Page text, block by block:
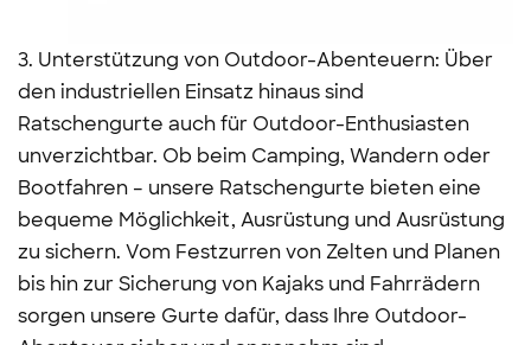
3. Unterstützung von Outdoor-Abenteuern: Über
den industriellen Einsatz hinaus sind
Ratschengurte auch für Outdoor-Enthusiasten
unverzichtbar. Ob beim Camping, Wandern oder
Bootfahren – unsere Ratschengurte bieten eine
bequeme Möglichkeit, Ausrüstung und Ausrüstung
zu sichern. Vom Festzurren von Zelten und Planen
bis hin zur Sicherung von Kajaks und Fahrrädern
sorgen unsere Gurte dafür, dass Ihre Outdoor-